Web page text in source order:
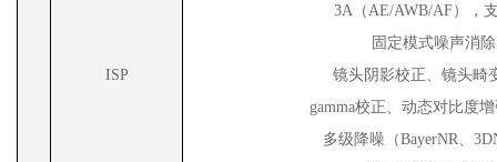
ISP
3A（AE/AWB/AF），
固定模式噪声消
镜头阴影校正、镜头畸
gamma校正、动态对比度
多级降噪（BayerNR、